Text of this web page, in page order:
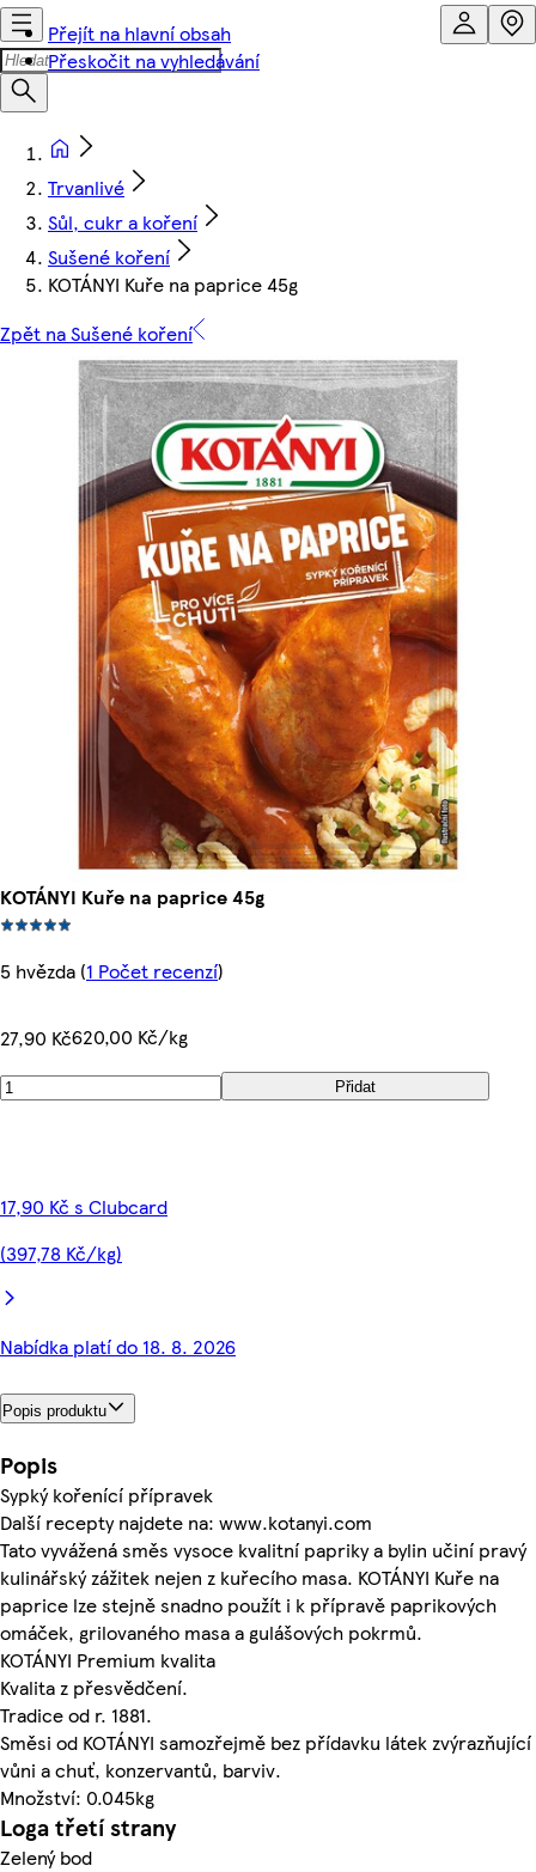
Přejít na hlavní obsah
Přeskočit na vyhledávání
Trvanlivé
Sůl, cukr a koření
Sušené koření
KOTÁNYI Kuře na paprice 45g
Zpět na Sušené koření
KOTÁNYI Kuře na paprice 45g
5 hvězda (1 Počet recenzí)
27,90 Kč620,00 Kč/kg
Přidat
17,90 Kč s Clubcard
(397,78 Kč/kg)
Nabídka platí do 18. 8. 2026
Popis produktu
Popis
Sypký kořenící přípravek
Další recepty najdete na: www.kotanyi.com
Tato vyvážená směs vysoce kvalitní papriky a bylin učiní pravý
kulinářský zážitek nejen z kuřecího masa. KOTÁNYI Kuře na
paprice lze stejně snadno použít i k přípravě paprikových
omáček, grilovaného masa a gulášových pokrmů.
KOTÁNYI Premium kvalita
Kvalita z přesvědčení.
Tradice od r. 1881.
Směsi od KOTÁNYI samozřejmě bez přídavku látek zvýrazňující
vůni a chuť, konzervantů, barviv.
Množství: 0.045kg
Loga třetí strany
Zelený bod